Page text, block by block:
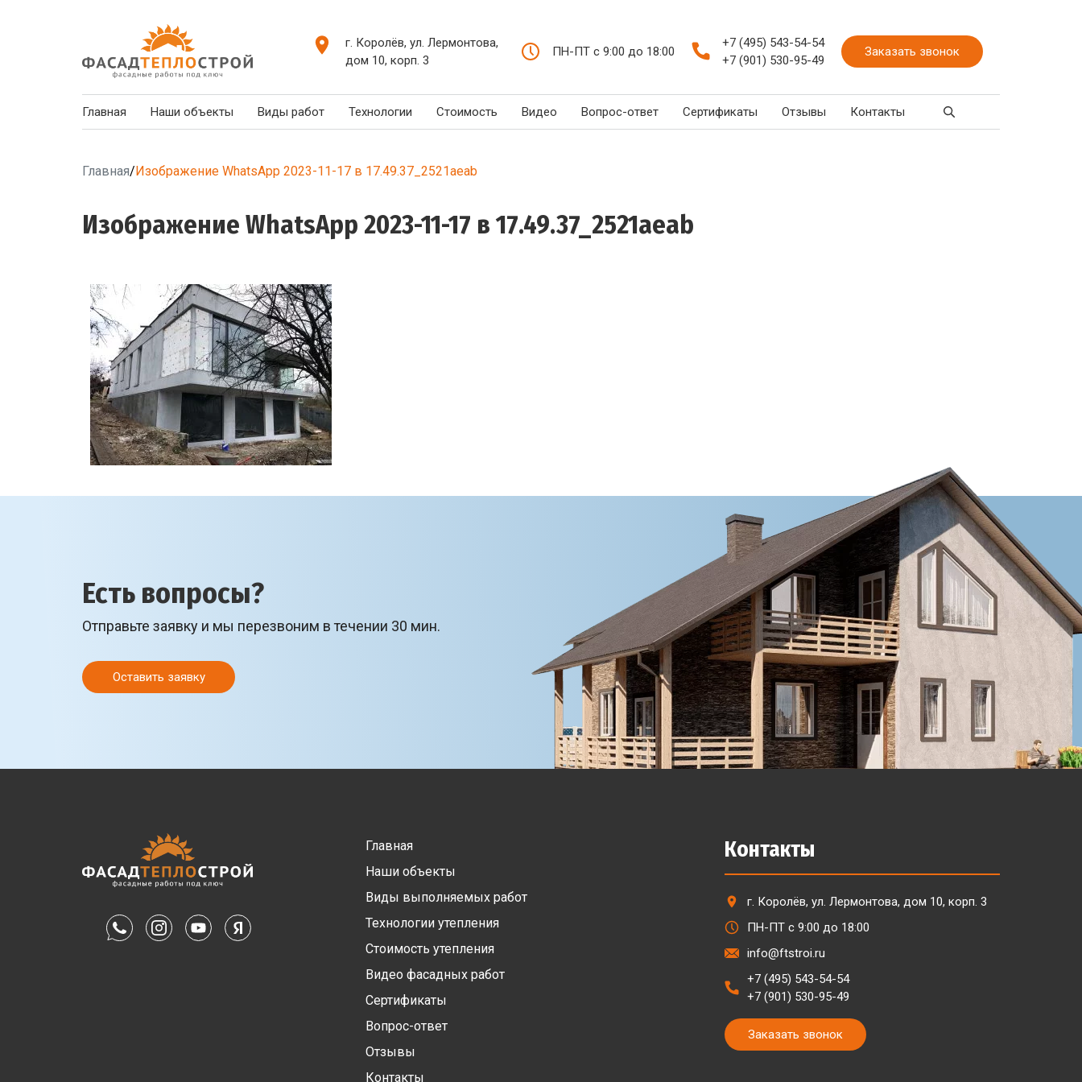
г. Королёв, ул. Лермонтова,
дом 10, корп. 3
ПН-ПТ с 9:00 до 18:00
+7 (495) 543-54-54
+7 (901) 530-95-49
Заказать звонок
Главная Наши объекты Виды работ Технологии Стоимость Видео Вопрос-ответ Сертификаты Отзывы Контакты
Главная/Изображение WhatsApp 2023-11-17 в 17.49.37_2521aeab
Изображение WhatsApp 2023-11-17 в 17.49.37_2521aeab
Есть вопросы?
Отправьте заявку и мы перезвоним в течении 30 мин.
Оставить заявку
Главная
Наши объекты
Виды выполняемых работ
Технологии утепления
Стоимость утепления
Видео фасадных работ
Сертификаты
Вопрос-ответ
Отзывы
Контакты
Контакты
г. Королёв, ул. Лермонтова, дом 10, корп. 3
ПН-ПТ с 9:00 до 18:00
info@ftstroi.ru
+7 (495) 543-54-54
+7 (901) 530-95-49
Заказать звонок